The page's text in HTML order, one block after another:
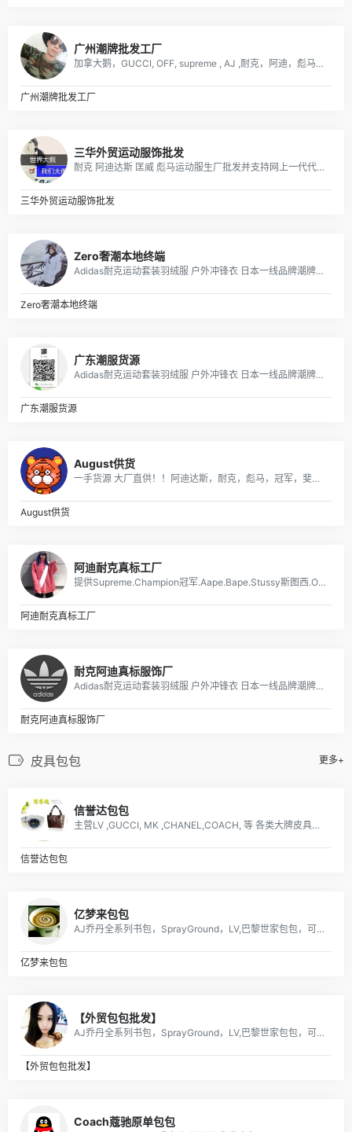
广州潮牌批发工厂
加拿大鹅，GUCCI, OFF, supreme , AJ ,耐克，阿迪，彪马，匡威，北面, 福神等各类潮牌包包 服装，支持免费一件代发，每日新款实拍上新。退换无忧！！！
广州潮牌批发工厂
三华外贸运动服饰批发
耐克 阿迪达斯 匡威 彪马运动服生厂批发并支持网上一代代发! 阿迪达斯三叶草,耐克新款卫衣，T恤，套装，休闲运动裤等生产批发、 主要有：Nike耐克、Adidas阿迪达斯、Converse匡威、 Puma彪马等运动服、T恤、卫衣、休闲外套
三华外贸运动服饰批发
Zero奢潮本地终端
Adidas耐克运动套装羽绒服 户外冲锋衣 日本一线品牌潮牌，安德玛，彪马PUMA，Evisu福神，乔丹，supreme巴黎世家vans FILA各类品牌服装
Zero奢潮本地终端
广东潮服货源
Adidas耐克运动套装羽绒服 户外冲锋衣 日本一线品牌潮牌，安德玛，彪马PUMA，Evisu福神，乔丹，supreme巴黎世家vans FILA各类品牌服装
广东潮服货源
August供货
一手货源 大厂直供！！阿迪达斯，耐克，彪马，冠军，斐乐，boy，aape ，supreme ，MLB，vans ，off ，Gucci ，LV，Dior ，ck ，巴宝莉，巴黎世家，香奈儿，阿玛尼，芬迪，福神，高田贤三虎头，斯图西，匡威，克罗心，北面，汤姆布朗，纪梵希，乔丹，李宁，安德玛，等各品牌高版爆款潮服，包包，项链，戒指，香水，口红，帽，皮带，手表，耳机，配饰，等奢侈品牌！ 主供：淘宝，天猫，实体店放货，外贸订单，微商代理，档口批发，工厂订单，大量爆款，常年供货！
August供货
阿迪耐克真标工厂
提供Supreme.Champion冠军.Aape.Bape.Stussy斯图西.OFF-White.ASSC.阿迪Adidasi、耐克Nike、彪马Puma、Evisu福神、BOY、Dickies、Guccy古弛、Fila斐乐、川久保玲、巴黎世家、Kenzo、LV等等潮牌品牌服装。
阿迪耐克真标工厂
耐克阿迪真标服饰厂
Adidas耐克运动套装羽绒服 户外冲锋衣 日本一线品牌潮牌，安德玛，彪马PUMA，Evisu福神，乔丹，supreme巴黎世家vans FILA各类品牌服装
耐克阿迪真标服饰厂
皮具包包 更多+
信誉达包包
主营LV ,GUCCI, MK ,CHANEL,COACH, 等 各类大牌皮具、男女包、钱包. 描述: 广州 厂家直销 ，价格优惠
信誉达包包
亿梦来包包
AJ乔丹全系列书包，SprayGround，LV,巴黎世家包包，可下单，接各路大佬订单
亿梦来包包
【外贸包包批发】
AJ乔丹全系列书包，SprayGround，LV,巴黎世家包包，可下单，接各路大佬订单
【外贸包包批发】
Coach蔻驰原单包包